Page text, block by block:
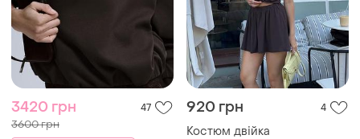
3420 грн
3600 грн
распродажа до 10 авг.
Mango
Костюм світшот + штани
палаццо на м-л-хл колір
шоколад 🍫
L и еще 1
920 грн 4
Костюм двійка
ХS и еще 3